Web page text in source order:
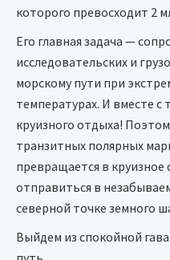
которого превосходит 2
Его главная задача —
исследовательских и
морскому пути при
температурах. И вместе с
круизного отдыха!
транзитных полярных
превращается в
отправиться в
северной точке земного
Выйдем из спокойной